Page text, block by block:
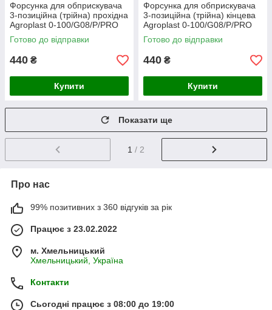
Форсунка для обприскувача
3-позиційна (трійна) прохідна
Agroplast 0-100/G08/P/PRO
(Система Arag)
Готово до відправки
440 ₴
Купити
Форсунка для обприскувача
3-позиційна (трійна) кінцева
Agroplast 0-100/G08/P/PRO
(Система Arag)
Готово до відправки
440 ₴
Купити
Показати ще
1 / 2
Про нас
99% позитивних з 360 відгуків за рік
Працює з 23.02.2022
м. Хмельницький
Хмельницький, Україна
Контакти
Сьогодні працює з 08:00 до 19:00